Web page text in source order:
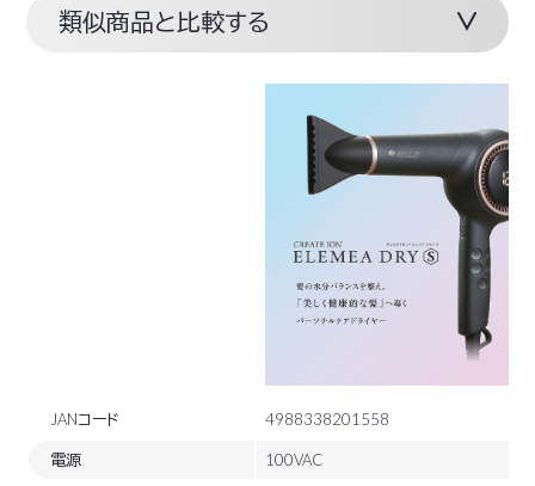
類似商品と比較する
JANコード 4988338201558
電源 100VAC